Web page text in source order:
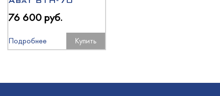
76 600 руб.
Подробнее Купить